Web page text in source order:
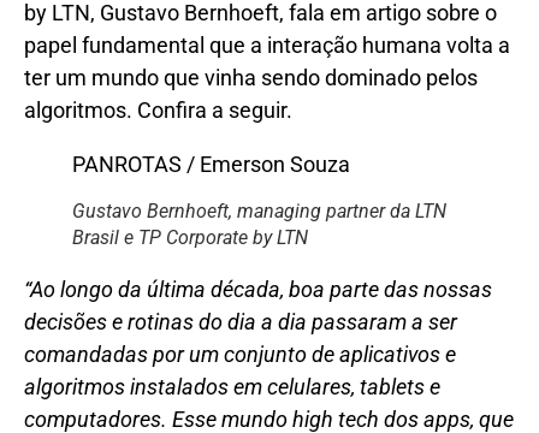
by LTN, Gustavo Bernhoeft, fala em artigo sobre o
papel fundamental que a interação humana volta a
ter um mundo que vinha sendo dominado pelos
algoritmos. Confira a seguir.
PANROTAS / Emerson Souza
Gustavo Bernhoeft, managing partner da LTN
Brasil e TP Corporate by LTN
“Ao longo da última década, boa parte das nossas
decisões e rotinas do dia a dia passaram a ser
comandadas por um conjunto de aplicativos e
algoritmos instalados em celulares, tablets e
computadores. Esse mundo high tech dos apps, que